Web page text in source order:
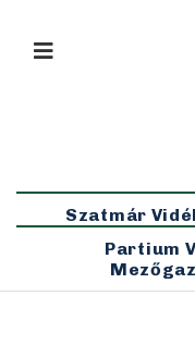
Szatmár
Partium